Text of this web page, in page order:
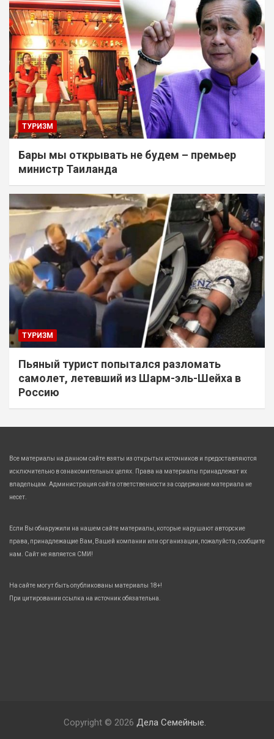
ТУРИЗМ
Бары мы открывать не будем – премьер
министр Таиланда
ТУРИЗМ
Пьяный турист попытался разломать
самолет, летевший из Шарм-эль-Шейха в
Россию
Все материалы на данном сайте взяты из открытых источников и предоставляются
исключительно в ознакомительных целях. Права на материалы принадлежат их
владельцам. Администрация сайта ответственности за содержание материала не
несет.
Если Вы обнаружили на нашем сайте материалы, которые нарушают авторские
права, принадлежащие Вам, Вашей компании или организации, пожалуйста, сообщите
нам. Сайт не является СМИ!
На сайте могут быть опубликованы материалы 18+!
При цитировании ссылка на источник обязательна.
Copyright © 2026 Дела Семейные.